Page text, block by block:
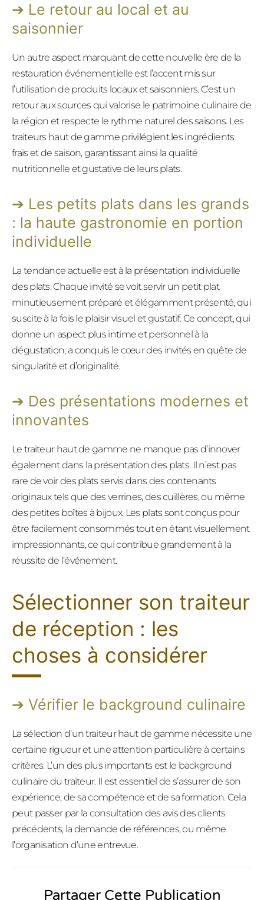
Le retour au local et au
saisonnier
Un autre aspect marquant de cette nouvelle ère de la
restauration événementielle est l’accent mis sur
l’utilisation de produits locaux et saisonniers. C’est un
retour aux sources qui valorise le patrimoine culinaire de
la région et respecte le rythme naturel des saisons. Les
traiteurs haut de gamme privilégient les ingrédients
frais et de saison, garantissant ainsi la qualité
nutritionnelle et gustative de leurs plats.
Les petits plats dans les grands
: la haute gastronomie en portion
individuelle
La tendance actuelle est à la présentation individuelle
des plats. Chaque invité se voit servir un petit plat
minutieusement préparé et élégamment présenté, qui
suscite à la fois le plaisir visuel et gustatif. Ce concept, qui
donne un aspect plus intime et personnel à la
dégustation, a conquis le cœur des invités en quête de
singularité et d’originalité.
Des présentations modernes et
innovantes
Le traiteur haut de gamme ne manque pas d’innover
également dans la présentation des plats. Il n’est pas
rare de voir des plats servis dans des contenants
originaux tels que des verrines, des cuillères, ou même
des petites boîtes à bijoux. Les plats sont conçus pour
être facilement consommés tout en étant visuellement
impressionnants, ce qui contribue grandement à la
réussite de l’événement.
Sélectionner son traiteur
de réception : les
choses à considérer
Vérifier le background culinaire
La sélection d’un traiteur haut de gamme nécessite une
certaine rigueur et une attention particulière à certains
critères. L’un des plus importants est le background
culinaire du traiteur. Il est essentiel de s’assurer de son
expérience, de sa compétence et de sa formation. Cela
peut passer par la consultation des avis des clients
précédents, la demande de références, ou même
l’organisation d’une entrevue.
Partager Cette Publication